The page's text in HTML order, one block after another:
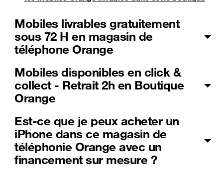
Mobiles livrables gratuitement
sous 72 H en magasin de
téléphone Orange
Mobiles disponibles en click &
collect - Retrait 2h en Boutique
Orange
Est-ce que je peux acheter un
iPhone dans ce magasin de
téléphonie Orange avec un
financement sur mesure ?